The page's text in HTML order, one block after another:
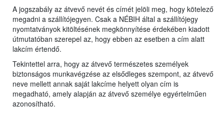
A jogszabály az átvevő nevét és címét jelöli meg, hogy kötelező
megadni a szállítójegyen. Csak a NÉBIH által a szállítójegy
nyomtatványok kitöltésének megkönnyítése érdekében kiadott
útmutatóban szerepel az, hogy ebben az esetben a cím alatt
lakcím értendő.
Tekintettel arra, hogy az átvevő természetes személyek
biztonságos munkavégzése az elsődleges szempont, az átvevő
neve mellett annak saját lakcíme helyett olyan cím is
megadható, amely alapján az átvevő személye egyértelműen
azonosítható.